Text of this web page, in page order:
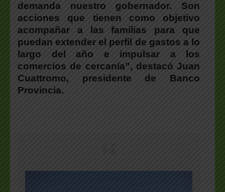
demanda nuestro gobernador. Son
acciones que tienen como objetivo
acompañar a las familias para que
puedan extender el perfil de gastos a lo
largo del año e impulsar a los
comercios de cercanía”, destacó Juan
Cuattromo, presidente de Banco
Provincia.